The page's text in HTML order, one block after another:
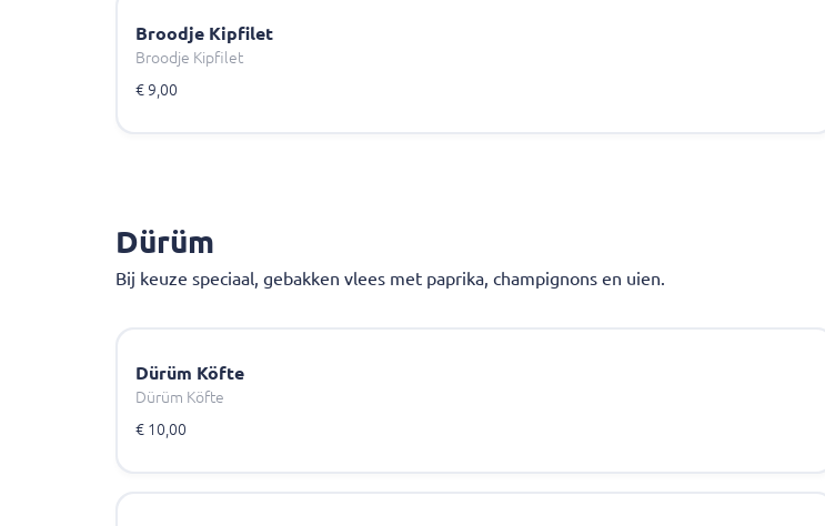
Broodje Kipfilet
Broodje Kipfilet
€ 9,00
Dürüm
Bij keuze speciaal, gebakken vlees met paprika, champignons en uien.
Dürüm Köfte
Dürüm Köfte
€ 10,00